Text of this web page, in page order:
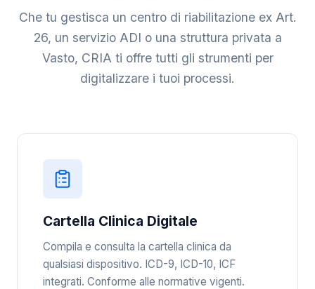
Che tu gestisca un centro di riabilitazione ex Art.
26, un servizio ADI o una struttura privata a
Vasto, CRIA ti offre tutti gli strumenti per
digitalizzare i tuoi processi.
Cartella Clinica Digitale
Compila e consulta la cartella clinica da
qualsiasi dispositivo. ICD-9, ICD-10, ICF
integrati. Conforme alle normative vigenti.